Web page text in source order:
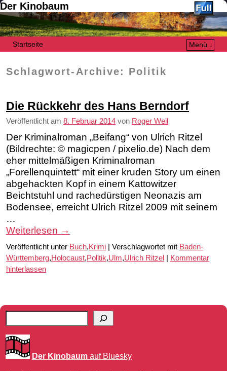
Der Kinobaum
Startseite
Menü ↓
Schlagwort-Archive: Politik
Die Rückkehr des Hans Berndorf
Veröffentlicht am 8. Februar 2014 von Roger Weil
Der Kriminalroman „Beifang“ von Ulrich Ritzel
(Bildrechte: © magicpen / pixelio.de) Nach dem
eher mittelmäßigen Kriminalroman
„Forellenquintett“ mit einer kruden Story um einen
abgehackten Kopf in einem Kattowitzer
Beichtstuhl und rachedürstigen Neonazis am
Bodensee, erreicht Ulrich Ritzel 2009 mit seinem
…
Weiterlesen →
Veröffentlicht unter Buch,Krimi Verschlagwortet mit Baden-
Württemberg,Holocaust,Politik,Ulm,Ulrich Ritzel
Kommentar
hinterlassen
Der Kinobaum auf Bluesky